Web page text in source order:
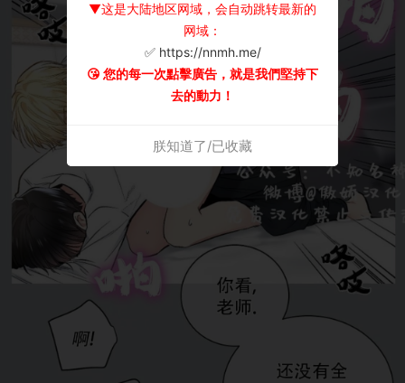
▼这是大陆地区网域，会自动跳转最新的
网域：
✅ https://nnmh.me/
😘 您的每一次點擊廣告，就是我們堅持下
去的動力！
朕知道了/已收藏